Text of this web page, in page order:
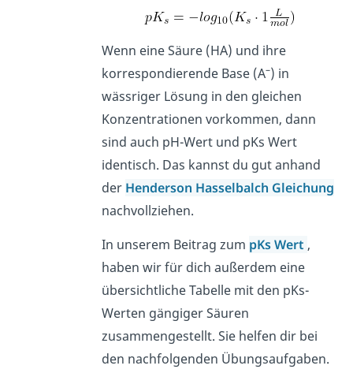
Wenn eine Säure (HA) und ihre
korrespondierende Base (A–) in
wässriger Lösung in den gleichen
Konzentrationen vorkommen, dann
sind auch pH-Wert und pKs Wert
identisch. Das kannst du gut anhand
der Henderson Hasselbalch Gleichung
nachvollziehen.
In unserem Beitrag zum pKs Wert ,
haben wir für dich außerdem eine
übersichtliche Tabelle mit den pKs-
Werten gängiger Säuren
zusammengestellt. Sie helfen dir bei
den nachfolgenden Übungsaufgaben.